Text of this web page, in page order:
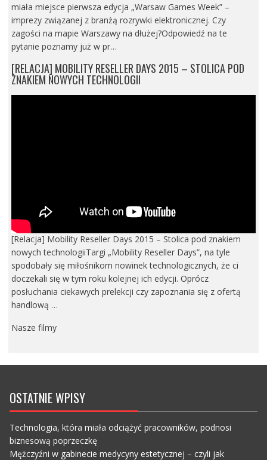
miała miejsce pierwsza edycja „Warsaw Games Week” –
imprezy związanej z branżą rozrywki elektronicznej. Czy
zagości na mapie Warszawy na dłużej?Odpowiedź na te
pytanie poznamy już w pr…
[RELACJA] MOBILITY RESELLER DAYS 2015 – STOLICA POD
ZNAKIEM NOWYCH TECHNOLOGII
[Relacja] Mobility Reseller Days 2015 – Stolica pod znakiem
nowych technologiiTargi „Mobility Reseller Days”, na tyle
spodobały się miłośnikom nowinek technologicznych, że ci
doczekali się w tym roku kolejnej ich edycji. Oprócz
posłuchania ciekawych prelekcji czy zapoznania się z ofertą
handlową …
Nasze filmy
OSTATNIE WPISY
Technologia, która miała odciążyć pracowników, podnosi
biznesową poprzeczkę
Mężczyźni w gabinecie medycyny estetycznej – czyli jak